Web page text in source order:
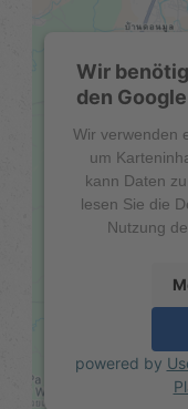
Wir
den
Wir verwenden
um
kann Daten
lesen Sie die
Nutzung
powered by